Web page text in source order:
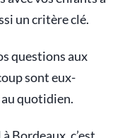
un critère clé.
questions aux
sont eux-
quotidien.